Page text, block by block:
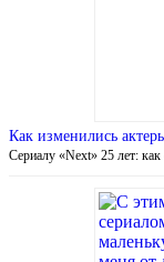
Как изменились
Сериалу «Next» 25 лет: как